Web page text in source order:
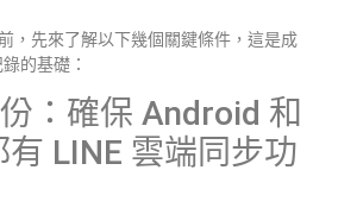
，先來了解以下幾個關鍵條件，這是成
的基礎：
：確保 Android 和
LINE 雲端同步功